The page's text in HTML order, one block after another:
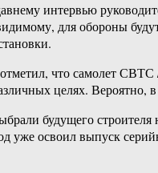
интервью
для обороны
что самолет СВТС
целях.
будущего
уже освоил выпуск